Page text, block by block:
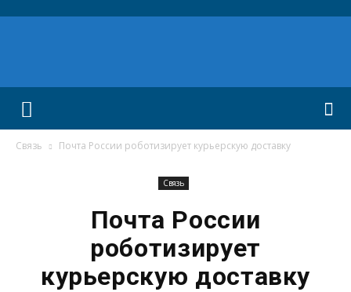
Связь Почта России роботизирует курьерскую доставку
Связь
Почта России
роботизирует
курьерскую доставку